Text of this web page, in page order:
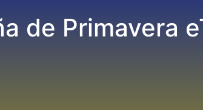
de Primavera